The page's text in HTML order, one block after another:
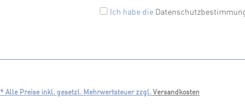
Ich habe die
* Alle Preise inkl. gesetzl. Mehrwertsteuer zzgl. Versandkosten